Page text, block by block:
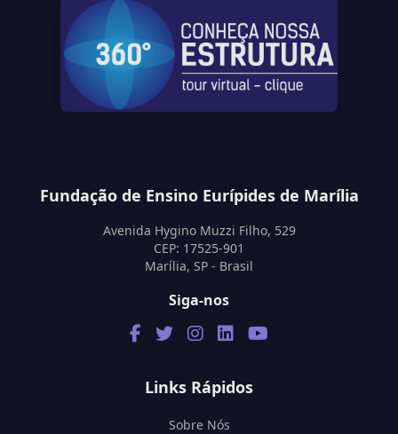
Fundação de Ensino Eurípides de Marília
Avenida Hygino Muzzi Filho, 529
CEP: 17525-901
Marília, SP - Brasil
Siga-nos
Links Rápidos
Sobre Nós